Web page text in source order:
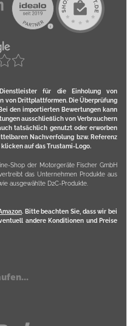
für die Einholung von
von Drittplattformen. Die Überprüfung
den importierten Bewertungen kann
ausschließlich von Verbrauchern
tatsächlich genutzt oder erworben
Nachverfolung bzw. Referenz
auf das Trustami-Logo.
Shop der Motorgeräte Fischer GmbH
das Unternehmen Produkte aus
ausgewählte D2C-Produkte.
. Bitte beachten Sie, dass wir bei
andere Konditionen und Preise